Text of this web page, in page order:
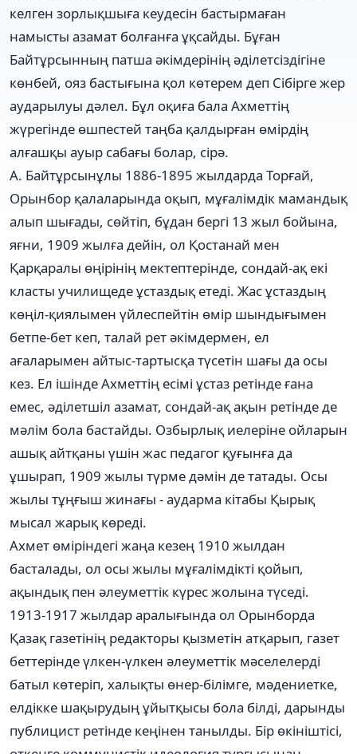
келген зорлықшыға кеудесін бастырмаған
намысты азамат болғанға ұқсайды. Бұған
Байтұрсынның патша әкімдерінің әділетсіздігіне
көнбей, ояз бастығына қол көтерем деп Сібірге жер
аударылуы дәлел. Бұл оқиға бала Ахметтің
жүрегінде өшпестей таңба қалдырған өмірдің
алғашқы ауыр сабағы болар, сірә.
А. Байтұрсынұлы 1886-1895 жылдарда Торғай,
Орынбор қалаларында оқып, мұғалімдік мамандық
алып шығады, сөйтіп, бұдан бергі 13 жыл бойына,
яғни, 1909 жылға дейін, ол Қостанай мен
Қарқаралы өңірінің мектептерінде, сондай-ақ екі
класты училищеде ұстаздық етеді. Жас ұстаздың
көңіл-қиялымен үйлеспейтін өмір шындығымен
бетпе-бет кеп, талай рет әкімдермен, ел
ағаларымен айтыс-тартысқа түсетін шағы да осы
кез. Ел ішінде Ахметтің есімі ұстаз ретінде ғана
емес, әділетшіл азамат, сондай-ақ ақын ретінде де
мәлім бола бастайды. Озбырлық иелеріне ойларын
ашық айтқаны үшін жас педагог қуғынға да
ұшырап, 1909 жылы түрме дәмін де татады. Осы
жылы тұңғыш жинағы - аударма кітабы Қырық
мысал жарық көреді.
Ахмет өміріндегі жаңа кезең 1910 жылдан
басталады, ол осы жылы мұғалімдікті қойып,
ақындық пен әлеуметтік күрес жолына түседі.
1913-1917 жылдар аралығында ол Орынборда
Қазақ газетінің редакторы қызметін атқарып, газет
беттерінде үлкен-үлкен әлеуметтік мәселелерді
батыл көтеріп, халықты өнер-білімге, мәдениетке,
елдікке шақырудың ұйытқысы бола білді, дарынды
публицист ретінде кеңінен танылды. Бір өкініштісі,